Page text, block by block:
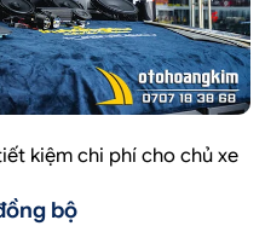
kiệm chi phí cho chủ xe
bộ